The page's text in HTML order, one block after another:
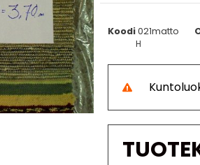
Koodi021matto
H